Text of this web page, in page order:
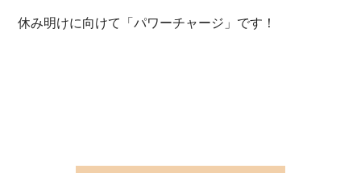
休み明けに向けて「パワーチャージ」です！